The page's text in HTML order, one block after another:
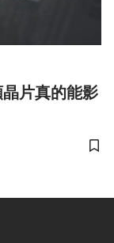
片真的能影
儲